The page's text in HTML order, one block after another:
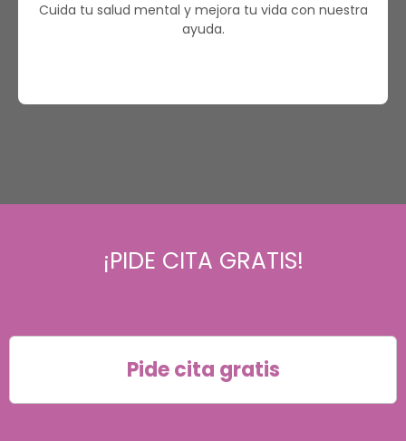
Cuida tu salud mental y mejora tu vida con nuestra
ayuda.
¡PIDE CITA GRATIS!
Pide cita gratis